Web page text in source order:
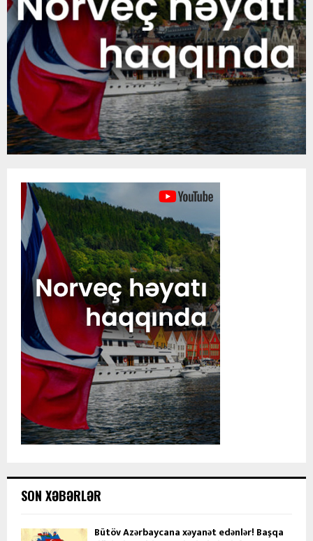
SON XƏBƏRLƏR
Bütöv Azərbaycana xəyanət edənlər! Başqa